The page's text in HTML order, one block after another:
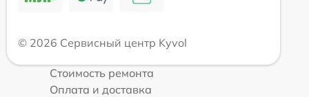
© 2026 Сервисный центр Kyvol
Стоимость ремонта
Оплата и доставка